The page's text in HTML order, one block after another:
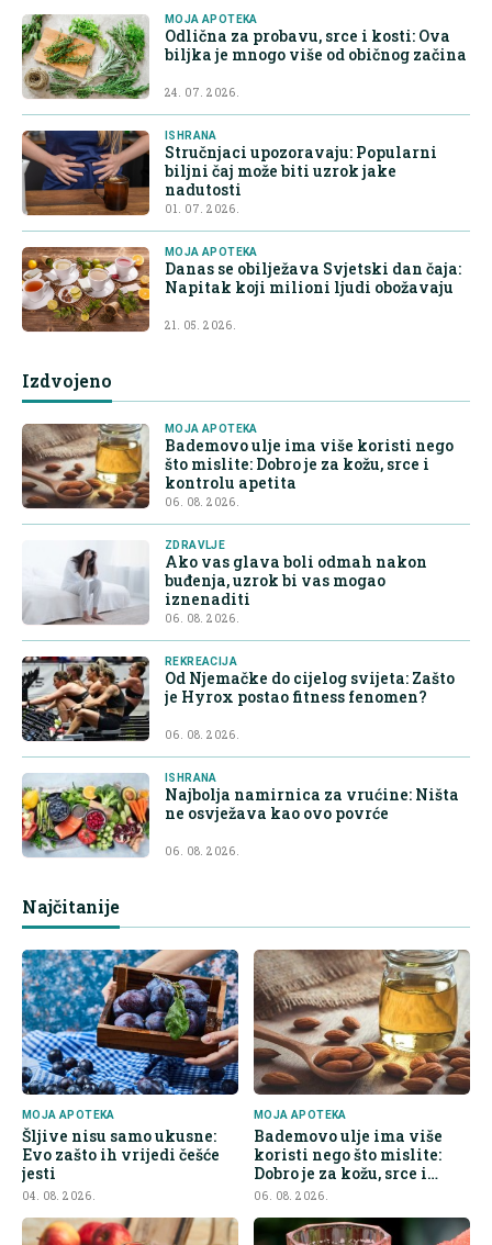
MOJA APOTEKA
Odlična za probavu, srce i kosti: Ova
biljka je mnogo više od običnog začina
24. 07. 2026.
ISHRANA
Stručnjaci upozoravaju: Popularni
biljni čaj može biti uzrok jake
nadutosti
01. 07. 2026.
MOJA APOTEKA
Danas se obilježava Svjetski dan čaja:
Napitak koji milioni ljudi obožavaju
21. 05. 2026.
Izdvojeno
MOJA APOTEKA
Bademovo ulje ima više koristi nego
što mislite: Dobro je za kožu, srce i
kontrolu apetita
06. 08. 2026.
ZDRAVLJE
Ako vas glava boli odmah nakon
buđenja, uzrok bi vas mogao
iznenaditi
06. 08. 2026.
REKREACIJA
Od Njemačke do cijelog svijeta: Zašto
je Hyrox postao fitness fenomen?
06. 08. 2026.
ISHRANA
Najbolja namirnica za vrućine: Ništa
ne osvježava kao ovo povrće
06. 08. 2026.
Najčitanije
MOJA APOTEKA
Šljive nisu samo ukusne:
Evo zašto ih vrijedi češće
jesti
04. 08. 2026.
MOJA APOTEKA
Bademovo ulje ima više
koristi nego što mislite:
Dobro je za kožu, srce i
kontrolu apetita
06. 08. 2026.